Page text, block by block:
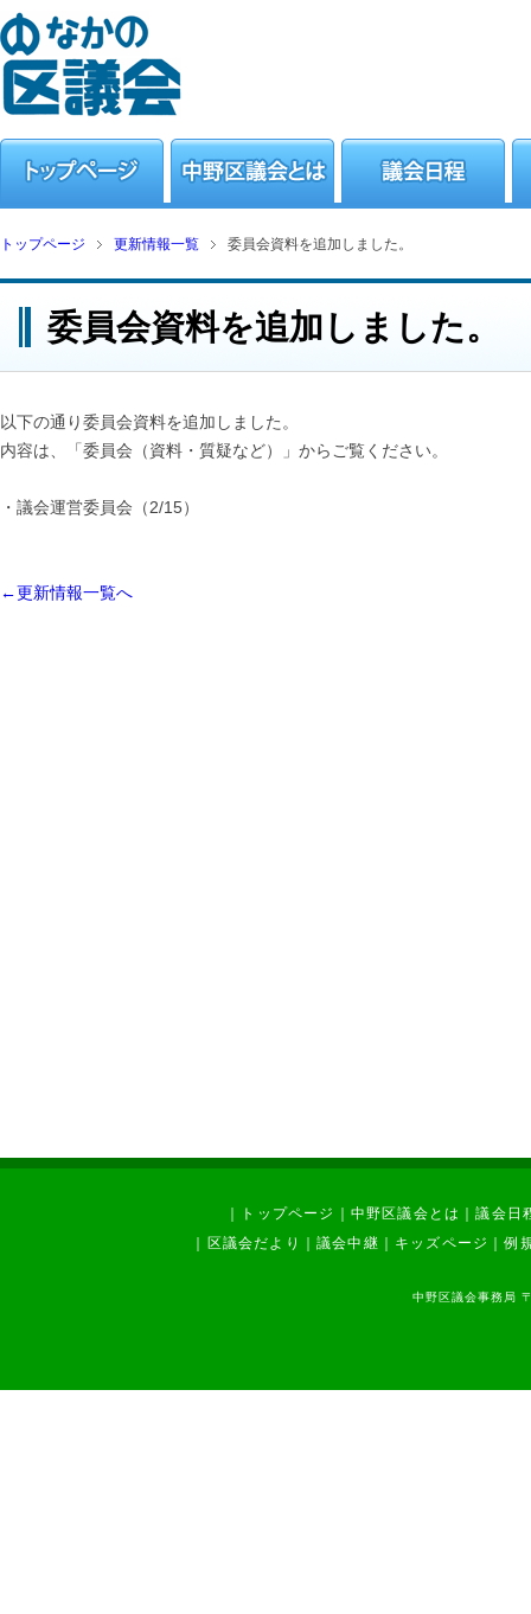
トップページ 更新情報一覧 委員会資料を追加しました。
委員会資料を追加しました。
以下の通り委員会資料を追加しました。
内容は、「委員会（資料・質疑など）」からご覧ください。
・議会運営委員会（2/15）
←更新情報一覧へ
トップページ 中野区議会とは ｜議会日
区議会だより ｜議会中継 キッズページ ｜例
中野区議会事務局